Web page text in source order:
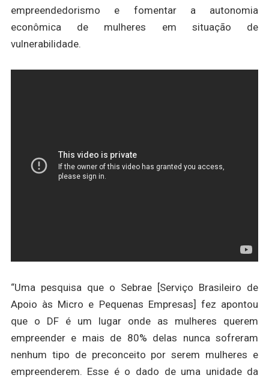
empreendedorismo e fomentar a autonomia
econômica de mulheres em situação de
vulnerabilidade.
“Uma pesquisa que o Sebrae [Serviço Brasileiro de
Apoio às Micro e Pequenas Empresas] fez apontou
que o DF é um lugar onde as mulheres querem
empreender e mais de 80% delas nunca sofreram
nenhum tipo de preconceito por serem mulheres e
empreenderem. Esse é o dado de uma unidade da